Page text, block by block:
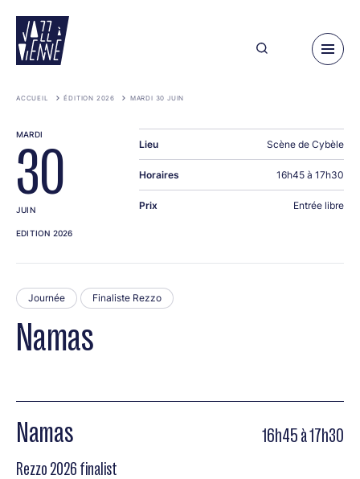
contenu
principal
ACCUEIL ÉDITION 2026 MARDI 30 JUIN
Namas
Journée Finaliste Rezzo
Namas 16h45 à 17h30
Rezzo 2026 finalist
MARDI
30
JUIN
EDITION 2026
Lieu Scène de Cybèle
Horaires 16h45 à 17h30
Prix Entrée libre